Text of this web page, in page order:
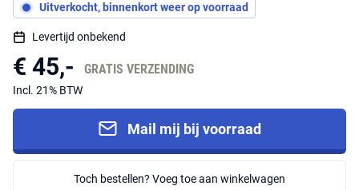
Uitverkocht, binnenkort weer op voorraad
Levertijd onbekend
€ 45,- GRATIS VERZENDING
Incl. 21% BTW
Mail mij bij voorraad
Toch bestellen? Voeg toe aan winkelwagen